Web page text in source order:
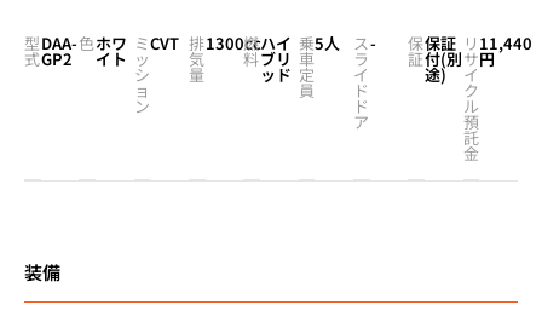
型
式
DAA-
GP2
色ホワ
イト
ミ
ッ
シ
ョ
ン
CVT 排
気
量
1300cc
燃
料
ハイ
ブリ
ッド
乗
車
定
員
5人 ス
ラ
イ
ド
ド
ア
- 保
証
保証
付(別
途)
リ
サ
イ
ク
ル
預
託
金
11,440
円
装備